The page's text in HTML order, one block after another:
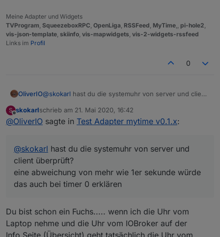
Meine Adapter und Widgets
TVProgram SqueezeboxRPC OpenLiga RSSFeed MyTime pi-hole2
vis-json-template skiinfo vis-mapwidgets vis-2-widgets-rssfeed
Links im Profil
0
OliverIO@skokarl hast du die systemuhr von server und client
eine abweichung von mehr wie 1er sekunde würde
das auch bei timer 0 erklären
S
Offline
skokarlschrieb am 21. Mai 2020, 16:42
zuletzt editiert von
@OliverIO sagte in Test Adapter mytime v0.1.x:
@skokarl hast du die systemuhr von server und
client überprüft?
eine abweichung von mehr wie 1er sekunde würde
das auch bei timer 0 erklären
Du bist schon ein Fuchs..... wenn ich die Uhr vom
Laptop nehme und die Uhr vom IOBroker auf der
Info Seite (Übersicht) geht tatsächlich die Uhr vom